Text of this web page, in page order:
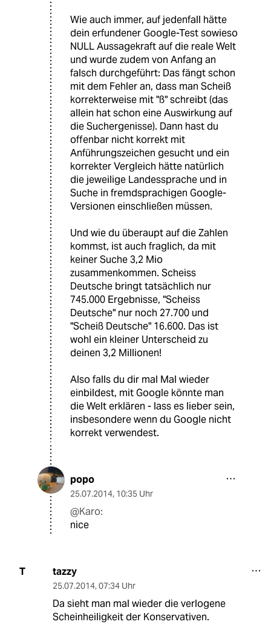
Wie auch immer, auf jedenfall hätte
dein erfundener Google-Test sowieso
NULL Aussagekraft auf die reale Welt
und wurde zudem von Anfang an
falsch durchgeführt: Das fängt schon
mit dem Fehler an, dass man Scheiß
korrekterweise mit "ß" schreibt (das
allein hat schon eine Auswirkung auf
die Suchergenisse). Dann hast du
offenbar nicht korrekt mit
Anführungszeichen gesucht und ein
korrekter Vergleich hätte natürlich
die jeweilige Landessprache und in
Suche in fremdsprachigen Google-
Versionen einschließen müssen.
Und wie du überaupt auf die Zahlen
kommst, ist auch fraglich, da mit
keiner Suche 3,2 Mio
zusammenkommen. Scheiss
Deutsche bringt tatsächlich nur
745.000 Ergebnisse, "Scheiss
Deutsche" nur noch 27.700 und
"Scheiß Deutsche" 16.600. Das ist
wohl ein kleiner Unterscheid zu
deinen 3,2 Millionen!
Also falls du dir mal Mal wieder
einbildest, mit Google könnte man
die Welt erklären - lass es lieber sein,
insbesondere wenn du Google nicht
korrekt verwendest.
popo
25.07.2014, 10:35 Uhr
@Karo:
nice
T tazzy
25.07.2014, 07:34 Uhr
Da sieht man mal wieder die verlogene
Scheinheiligkeit der Konservativen.